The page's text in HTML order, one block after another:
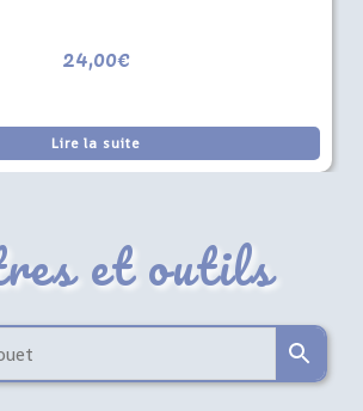
24,00€
Lire la suite
et outils